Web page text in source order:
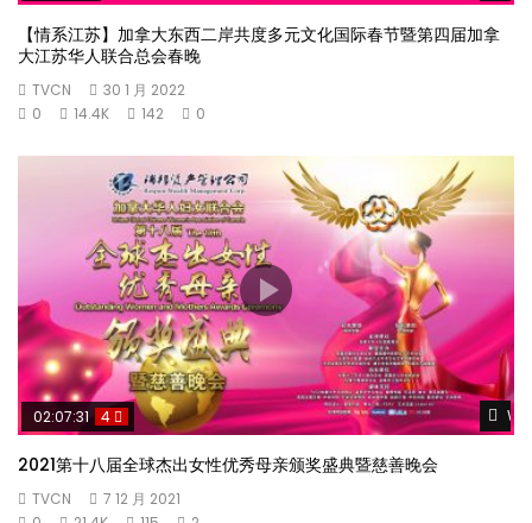
【情系江苏】加拿大东西二岸共度多元文化国际春节暨第四届加拿
大江苏华人联合总会春晚
TVCN
30 1 月 2022
0
14.4K 142 0
02:07:31 4
2021第十八届全球杰出女性优秀母亲颁奖盛典暨慈善晚会
TVCN
7 12 月 2021